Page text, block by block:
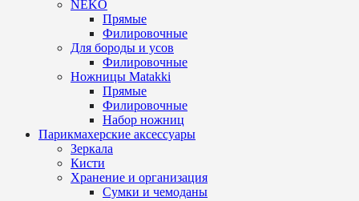
NEKO
Прямые
Филировочные
Для бороды и усов
Филировочные
Ножницы Matakki
Прямые
Филировочные
Набор ножниц
Парикмахерские аксессуары
Зеркала
Кисти
Хранение и организация
Сумки и чемоданы